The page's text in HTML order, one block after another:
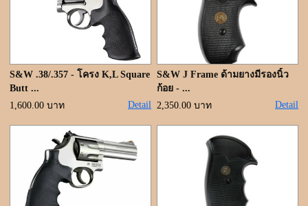
S&W .38/.357 - โครง K,L Square
Butt ...
1,600.00 บาท
Detail
S&W J Frame ด้ามยางมีรองนิ้ว
ก้อย - ...
2,350.00 บาท
Detail